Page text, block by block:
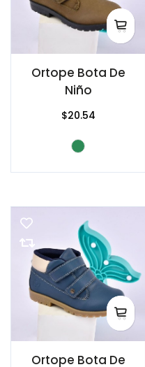
Ortope Bota De
Niño
$20.54
Ortope Bota De